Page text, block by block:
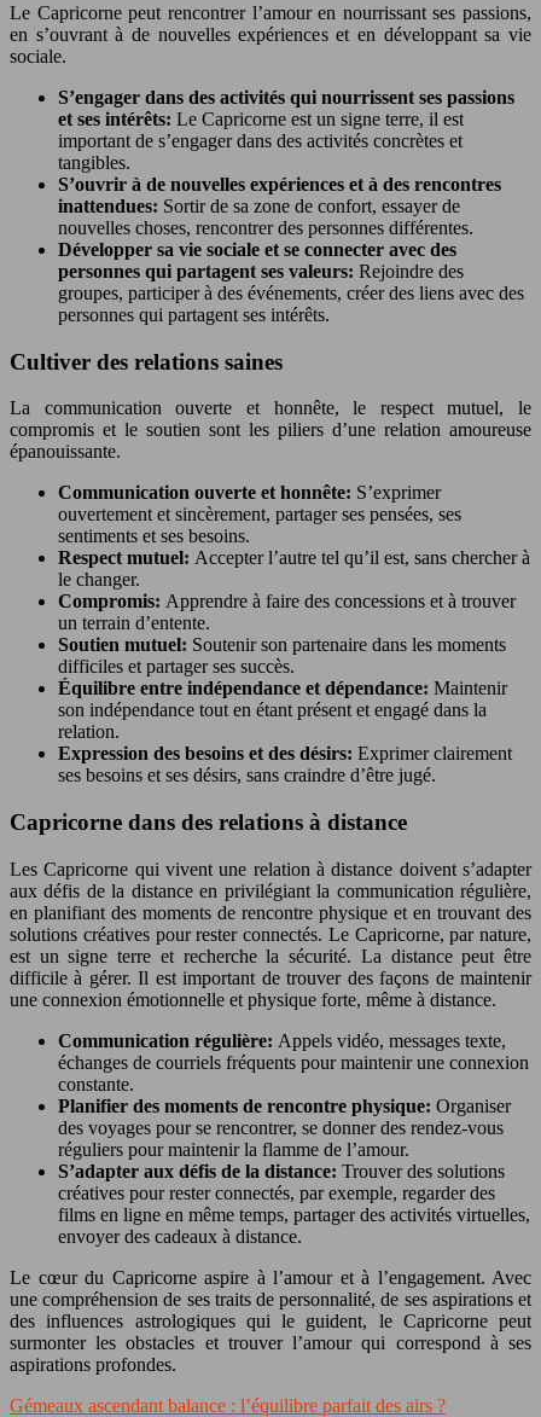
Le Capricorne peut rencontrer l’amour en nourrissant ses passions,
en s’ouvrant à de nouvelles expériences et en développant sa vie
sociale.
S’engager dans des activités qui nourrissent ses passions
et ses intérêts: Le Capricorne est un signe terre, il est
important de s’engager dans des activités concrètes et
tangibles.
S’ouvrir à de nouvelles expériences et à des rencontres
inattendues: Sortir de sa zone de confort, essayer de
nouvelles choses, rencontrer des personnes différentes.
Développer sa vie sociale et se connecter avec des
personnes qui partagent ses valeurs: Rejoindre des
groupes, participer à des événements, créer des liens avec des
personnes qui partagent ses intérêts.
Cultiver des relations saines
La communication ouverte et honnête, le respect mutuel, le
compromis et le soutien sont les piliers d’une relation amoureuse
épanouissante.
Communication ouverte et honnête: S’exprimer
ouvertement et sincèrement, partager ses pensées, ses
sentiments et ses besoins.
Respect mutuel: Accepter l’autre tel qu’il est, sans chercher à
le changer.
Compromis: Apprendre à faire des concessions et à trouver
un terrain d’entente.
Soutien mutuel: Soutenir son partenaire dans les moments
difficiles et partager ses succès.
Équilibre entre indépendance et dépendance: Maintenir
son indépendance tout en étant présent et engagé dans la
relation.
Expression des besoins et des désirs: Exprimer clairement
ses besoins et ses désirs, sans craindre d’être jugé.
Capricorne dans des relations à distance
Les Capricorne qui vivent une relation à distance doivent s’adapter
aux défis de la distance en privilégiant la communication régulière,
en planifiant des moments de rencontre physique et en trouvant des
solutions créatives pour rester connectés. Le Capricorne, par nature,
est un signe terre et recherche la sécurité. La distance peut être
difficile à gérer. Il est important de trouver des façons de maintenir
une connexion émotionnelle et physique forte, même à distance.
Communication régulière: Appels vidéo, messages texte,
échanges de courriels fréquents pour maintenir une connexion
constante.
Planifier des moments de rencontre physique: Organiser
des voyages pour se rencontrer, se donner des rendez-vous
réguliers pour maintenir la flamme de l’amour.
S’adapter aux défis de la distance: Trouver des solutions
créatives pour rester connectés, par exemple, regarder des
films en ligne en même temps, partager des activités virtuelles,
envoyer des cadeaux à distance.
Le cœur du Capricorne aspire à l’amour et à l’engagement. Avec
une compréhension de ses traits de personnalité, de ses aspirations et
des influences astrologiques qui le guident, le Capricorne peut
surmonter les obstacles et trouver l’amour qui correspond à ses
aspirations profondes.
Gémeaux ascendant balance : l’équilibre parfait des airs ?